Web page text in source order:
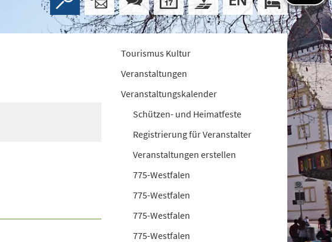
Tourismus Kultur
Veranstaltungen
Veranstaltungskalender
Schützen- und Heimatfeste
Registrierung für Veranstalter
Veranstaltungen erstellen
775-Westfalen
775-Westfalen
775-Westfalen
775-Westfalen